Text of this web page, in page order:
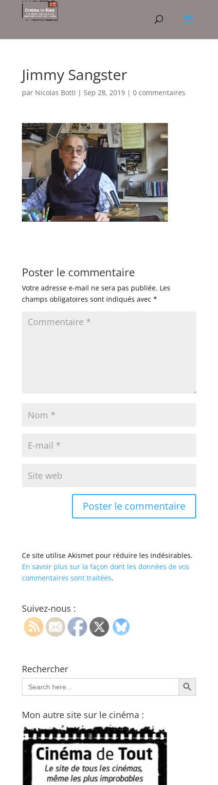
Jimmy Sangster
par Nicolas Botti | Sep 28, 2019| 0 commentaires
Poster le commentaire
Votre adresse e-mail ne sera pas publiée. Les
champs obligatoires sont indiqués avec *
Ce site utilise Akismet pour réduire les indésirables.
En savoir plus sur la façon dont les données de vos
commentaires sont traitées.
Suivez-nous :
Rechercher
Search
for:
Search Button
Mon autre site sur le cinéma :